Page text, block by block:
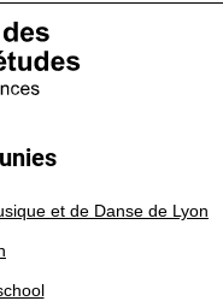
et de Danse de Lyon